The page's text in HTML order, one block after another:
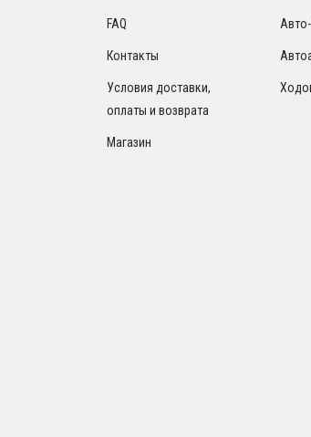
FAQ
Контакты
Условия доставки,
оплаты и возврата
Магазин